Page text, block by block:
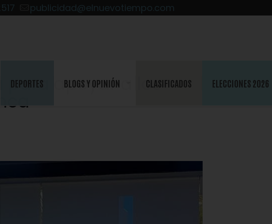
publicidad@elnuevotiempo.com
DEPORTES BLOGS Y OPINIÓN CLASIFICADOS ELECCIONES 2026
para apoyar a los